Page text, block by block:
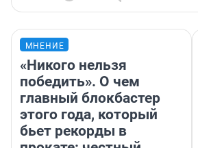
МНЕНИЕ
«Никого нельзя
победить». О чем
главный блокбастер
этого года, который
бьет рекорды в